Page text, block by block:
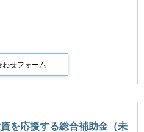
を応援する総合補助金（未